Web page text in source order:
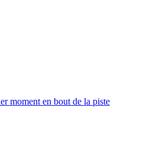
moment en bout de la piste